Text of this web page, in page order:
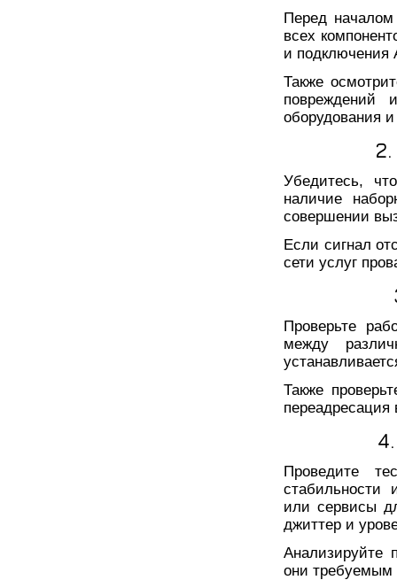
Перед
всех
и подключения
Также
повреждений
оборудования
Убедитесь,
наличие
совершении
Если сигнал
сети услуг
Проверьте
между
Также
переадресация
Проведите
стабильности
или сервисы
джиттер и
Анализируйте
они требуемым